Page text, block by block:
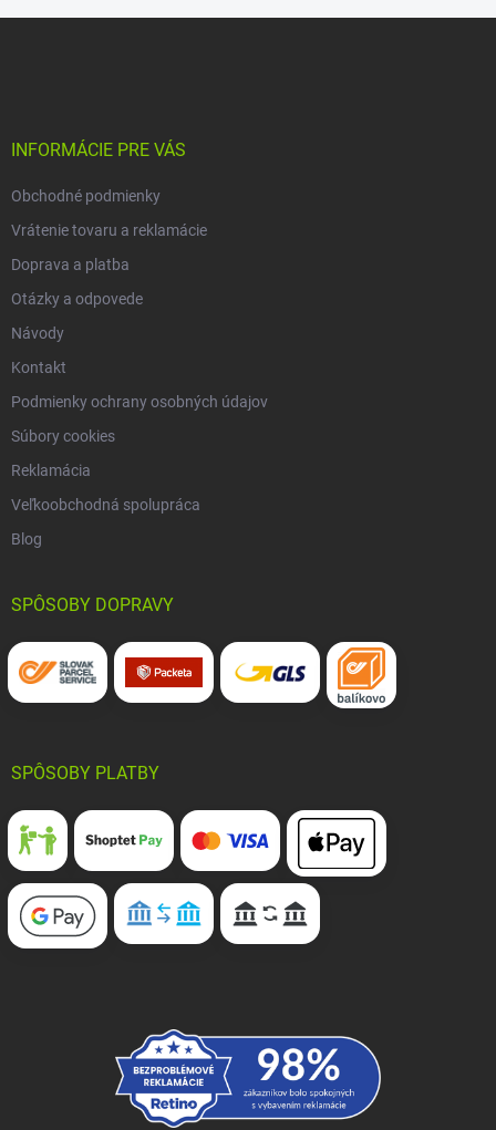
INFORMÁCIE PRE VÁS
Obchodné podmienky
Vrátenie tovaru a reklamácie
Doprava a platba
Otázky a odpovede
Návody
Kontakt
Podmienky ochrany osobných údajov
Súbory cookies
Reklamácia
Veľkoobchodná spolupráca
Blog
SPÔSOBY DOPRAVY
SPÔSOBY PLATBY